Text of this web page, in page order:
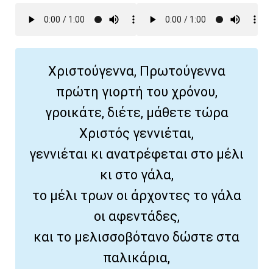
Χριστούγεννα, Πρωτούγεννα
πρώτη γιορτή του χρόνου,
γροικάτε, διέτε, μάθετε τώρα
Χριστός γεννιέται,
γεννιέται κι ανατρέφεται στο μέλι
κι στο γάλα,
το μέλι τρων οι άρχοντες το γάλα
οι αφεντάδες,
και το μελισσοβότανο δώστε στα
παλικάρια,